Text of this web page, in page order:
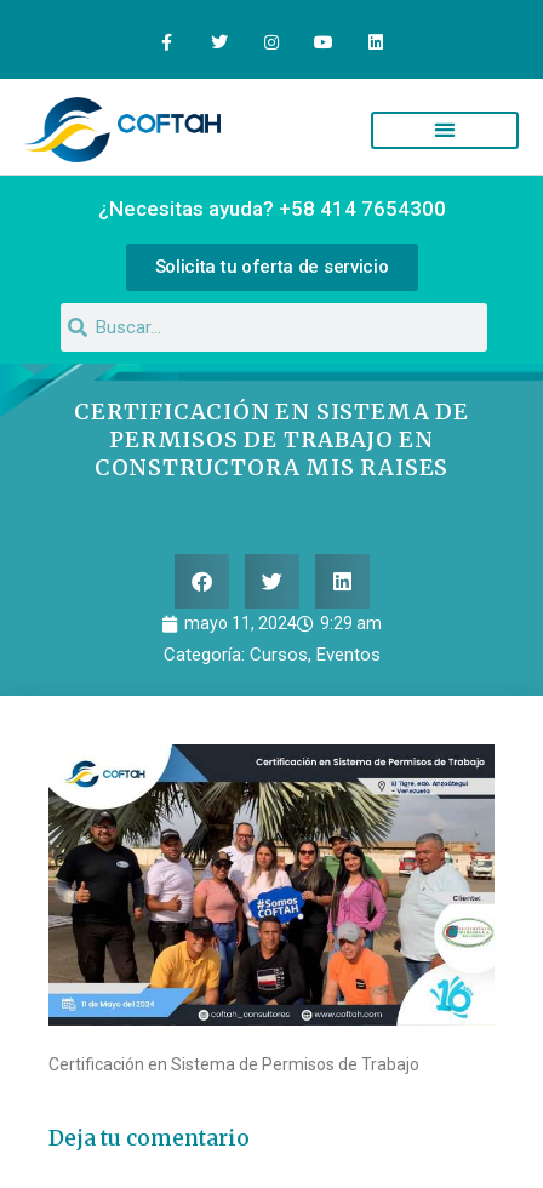
¿Necesitas ayuda? +58 414 7654300
Solicita tu oferta de servicio
CERTIFICACIÓN EN SISTEMA DE
PERMISOS DE TRABAJO EN
CONSTRUCTORA MIS RAISES
mayo 11, 2024 9:29 am
Categoría: Cursos, Eventos
Certificación en Sistema de Permisos de Trabajo
Deja tu comentario